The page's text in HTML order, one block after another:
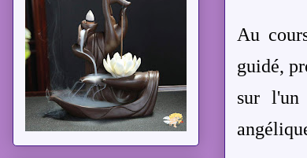
Au
guidé,
sur l'un